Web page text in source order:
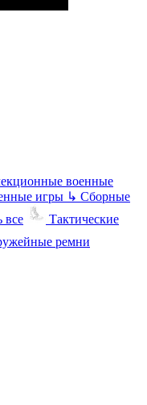
военные
игры ↳ Сборные
все
Тактические
ремни